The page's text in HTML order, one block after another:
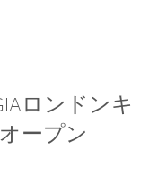
ロンドンキ
ープン